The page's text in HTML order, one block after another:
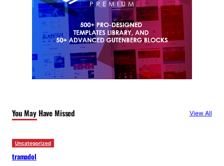
You May Have Missed View All
Uncategorized
tramadol